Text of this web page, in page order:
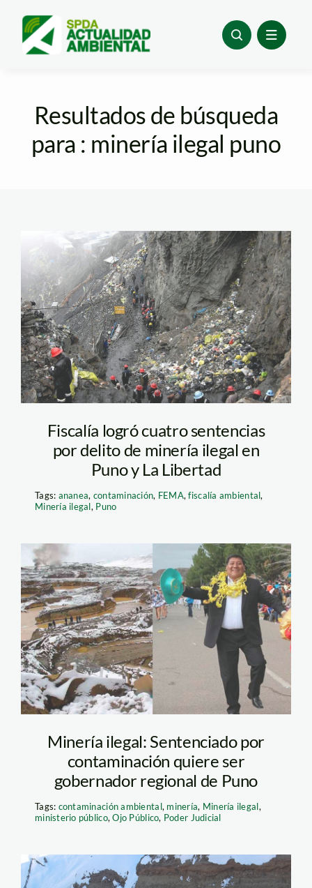
content
Resultados de búsqueda
para : minería ilegal puno
mineria en puno –
spda
Fiscalía logró cuatro sentencias
por delito de minería ilegal en
Puno y La Libertad
Tags: ananea, contaminación, FEMA,fiscalía ambiental,
Minería ilegal, Puno
mineria-puno-andina-
y-pachamama
Minería ilegal: Sentenciado por
contaminación quiere ser
gobernador regional de Puno
Tags: contaminación ambiental, minería, Minería ilegal,
ministerio público,Ojo Público, Poder Judicial